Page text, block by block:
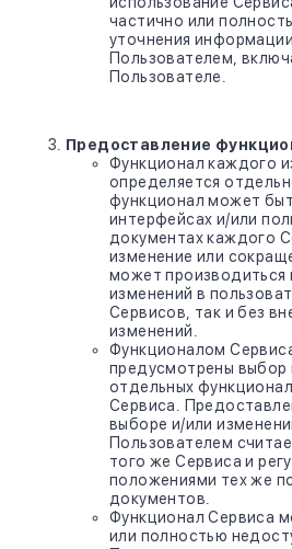
частично или
уточнения
Пользователем,
Пользователе.
Предоставление
Функционал каждого
определяется
функционал может
интерфейсах и/или
документах каждого
изменение или
может производиться
изменений в
Сервисов, так и без
изменений.
Функционалом
предусмотрены выбор
отдельных
Сервиса.
выборе и/или
Пользователем
того же Сервиса и
положениями тех же
документов.
Функционал Сервиса
или полностью